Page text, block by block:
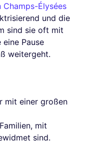
Champs-Élysées
und die
sind sie oft mit
Pause
weitergeht.
mit einer großen
mit
sind.